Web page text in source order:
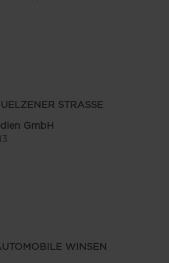
STRASSE
GmbH
WINSEN